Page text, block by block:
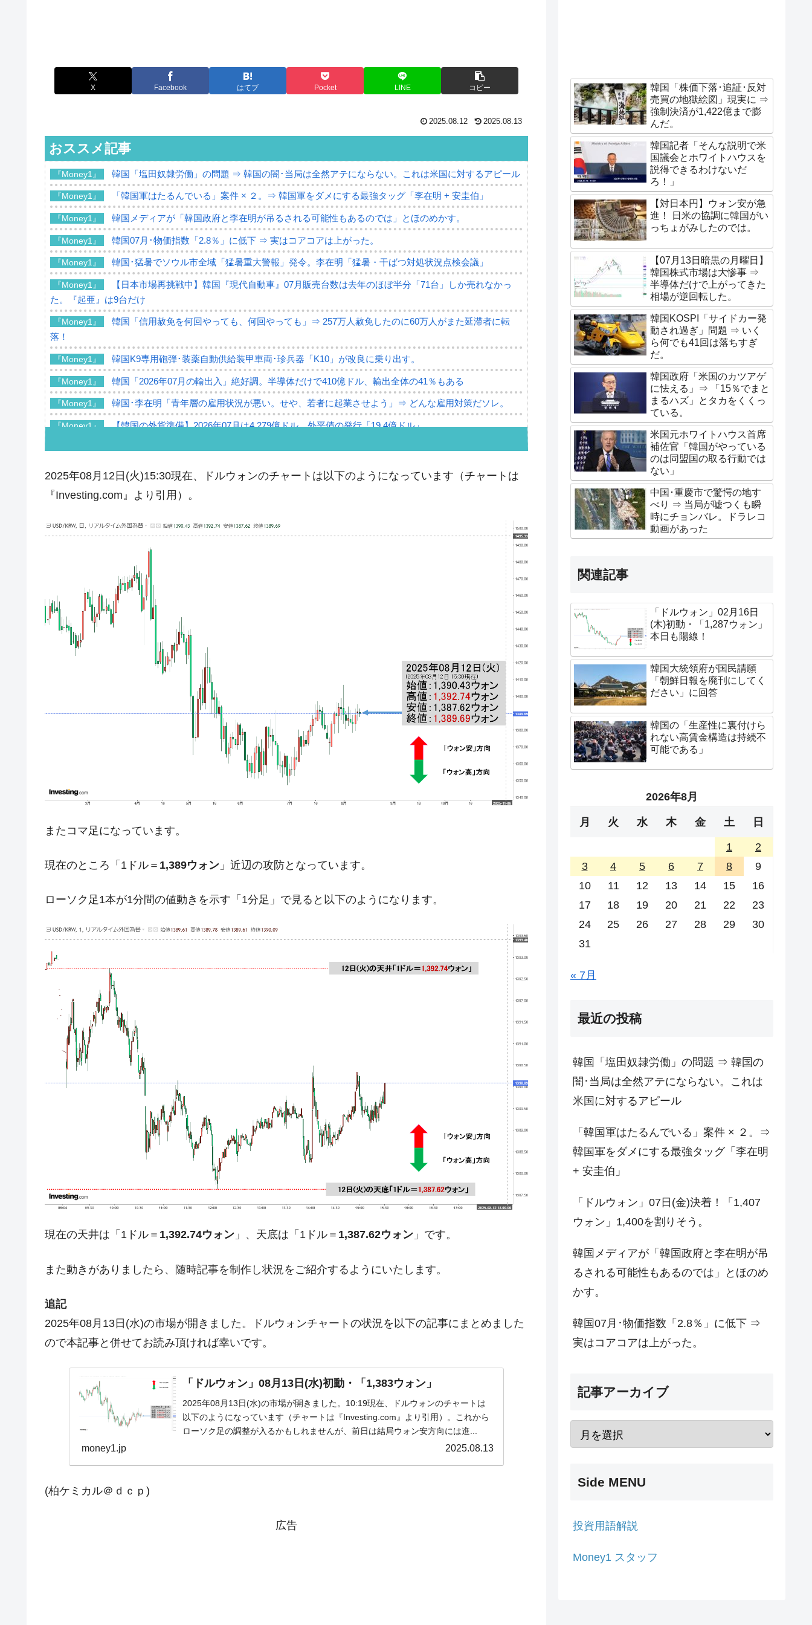
X Facebook はてブ Pocket LINE コピー
2025.08.12 2025.08.13
おススメ記事
『Money1』 韓国「塩田奴隷労働」の問題 ⇒ 韓国の闇･当局は全然アテにならない。これは米国に対するアピール
『Money1』 「韓国軍はたるんでいる」案件 × ２。⇒ 韓国軍をダメにする最強タッグ「李在明 + 安圭伯」
『Money1』 韓国メディアが「韓国政府と李在明が吊るされる可能性もあるのでは」とほのめかす。
『Money1』 韓国07月･物価指数「2.8％」に低下 ⇒ 実はコアコアは上がった。
『Money1』 韓国･猛暑でソウル市全域「猛暑重大警報」発令。李在明「猛暑・干ばつ対処状況点検会議」
『Money1』
【日本市場再挑戦中】韓国『現代自動車』07月販売台数は去年のほぼ半分「71台」しか売れなかっ
た。『起亜』は9台だけ
『Money1』
韓国「信用赦免を何回やっても、何回やっても」⇒ 257万人赦免したのに60万人がまた延滞者に転
落！
『Money1』 韓国K9専用砲弾･装薬自動供給装甲車両･珍兵器「K10」が改良に乗り出す。
『Money1』 韓国「2026年07月の輸出入」絶好調。半導体だけで410億ドル、輸出全体の41％もある
『Money1』 韓国･李在明「青年層の雇用状況が悪い。せや、若者に起業させよう」⇒ どんな雇用対策だソレ。
『Money1』 【韓国の外貨準備】2026年07月は4,279億ドル。外平債の発行「19.4億ドル」
『Money1』 韓国･李在明さっそく不動産対策で浅薄な発言。
『Money1』 韓国は「中国と同じく」投資に不適格な国だ。
『Money1』 韓国･外為取引量「1日当たり1,214.4億ドル」まで拡大 ⇒ 海外資金の動きに強く左右される状態
韓国大統領府ボンクラ政策室長が告発された ⇒ 国家が行った恐るべき株価操作であり、空前の国政
壟断
『Money1』 韓国･警察職員が「丸刈りになって抗議活動」
『Money1』 中国だけが鉄鋼輸出を異常増加させる ⇒ 中国の過剰生産が世界を蝕む。
韓国製造業「半導体絶好調」のウラで他業種は全般的「不調」⇒ PSIが示す現況は決して良くない。
【米韓激突案件】韓国消費者院が『クーパン』1人当たり賠償10万ウォンを認定 ⇒ 総額3兆7,000億
韓国で猛暑。南東部では干ばつ
韓国型イージス搭載の次世代駆逐艦「KDDX」1番艦、2032年竣工と公示
【対日本円】ウォン安が急進！ 日米の協調に韓国がいっちょがみしたのでは。
韓国政府『BYD』車への補助金を全廃 ⇒ 実は韓国で『BYD』車は売れている。6カ月で対前年同期比
1.9倍！
ドを掲げる「在韓反米勢力」
『Money1』 JPモルガン「韓国レバレッジETFの清算はほぼ終わった」
『Money1』 韓国「橋が落ちました」⇒ 耐久性「なさすぎ」では。
『Money1』
米国下院「韓国の公務員個人をターゲットにぶん殴る法案」提出！⇒ クーパン問題は合衆国企業に対
する差別。許してはおかぬ
『Money1』 韓国ボンクラ政策室長･金容範、株価暴落に他人事のような発言。
『Money1』 韓国半導体『SKハイニックス』2026年2Qの業績「史上最高益」当期純利益は前年同期比13.4倍に。
Fact1 日本の誇る海洋資源調査船『白嶺』は先進技術の塊！
Fact1 夏の甲子園、優勝校を最も多く輩出している都道府県とは？
今話題の「楽天ライオンズ」とは？
奇跡の毛色「白毛馬」とは？
全て勝つといくら？ 競馬GI競走で勝利騎手がもらえる賞金とは？
平成仮面ライダーの意外すぎるモチーフとは？
Fact1 発表から2日で大崩壊、鳴かず飛ばずに終わりそうなスーパーリーグとは？
Fact1 甲子園通算本塁打、最多の清原に次いで多く打っている意外な選手とは？
2025年08月12日(火)15:30現在、ドルウォンのチャートは以下のようになっています（チャートは
『Investing.com』より引用）。
またコマ足になっています。
現在のところ「1ドル＝ 1,389ウォン 」近辺の攻防となっています。
ローソク足1本が1分間の値動きを示す「1分足」で見ると以下のようになります。
現在の天井は「1ドル＝ 1,392.74ウォン 」、天底は「1ドル＝ 1,387.62ウォン 」です。
また動きがありましたら、随時記事を制作し状況をご紹介するようにいたします。
追記
2025年08月13日(水)の市場が開きました。ドルウォンチャートの状況を以下の記事にまとめました
ので本記事と併せてお読み頂ければ幸いです。
「ドルウォン」08月13日(水)初動・「1,383ウォン」
2025年08月13日(水)の市場が開きました。10:19現在、ドルウォンのチャートは
以下のようになっています（チャートは『Investing.com』より引用）。これから
ローソク足の調整が入るかもしれませんが、前日は結局ウォン安方向には進...
money1.jp 2025.08.13
(柏ケミカル＠ｄｃｐ)
広告
韓国「株価下落･追証･反対
売買の地獄絵図」現実に ⇒
強制決済が1,422億まで膨
んだ。
韓国記者「そんな説明で米
国議会とホワイトハウスを
説得できるわけないだ
ろ！」
【対日本円】ウォン安が急
進！ 日米の協調に韓国がい
っちょがみしたのでは。
【07月13日暗黒の月曜日】
韓国株式市場は大惨事 ⇒
半導体だけで上がってきた
相場が逆回転した。
韓国KOSPI「サイドカー発
動され過ぎ」問題 ⇒ いく
ら何でも41回は落ちすぎ
だ。
韓国政府「米国のカツアゲ
に怯える」⇒ 「15％でまと
まるハズ」とタカをくくっ
ている。
米国元ホワイトハウス首席
補佐官「韓国がやっている
のは同盟国の取る行動では
ない」
中国･重慶市で驚愕の地す
べり ⇒ 当局が嘘つくも瞬
時にチョンバレ。ドラレコ
動画があった
関連記事
「ドルウォン」02月16日
(木)初動・「1,287ウォン」
本日も陽線！
韓国大統領府が国民請願
「朝鮮日報を廃刊にしてく
ださい」に回答
韓国の「生産性に裏付けら
れない高賃金構造は持続不
可能である」
2026年8月
月 火 水 木 金 土 日
1
2
3
4 5 6 7 8
9
10
11 12 13 14 15
16
17
18 19 20 21 22
23
24
25 26 27 28 29
30
31
« 7月
最近の投稿
韓国「塩田奴隷労働」の問題 ⇒ 韓国の
闇･当局は全然アテにならない。これは
米国に対するアピール
「韓国軍はたるんでいる」案件 × ２。⇒
韓国軍をダメにする最強タッグ「李在明
+ 安圭伯」
「ドルウォン」07日(金)決着！「1,407
ウォン」1,400を割りそう。
韓国メディアが「韓国政府と李在明が吊
るされる可能性もあるのでは」とほのめ
かす。
韓国07月･物価指数「2.8％」に低下 ⇒
実はコアコアは上がった。
記事アーカイブ
Side MENU
投資用語解説
Money1 スタッフ